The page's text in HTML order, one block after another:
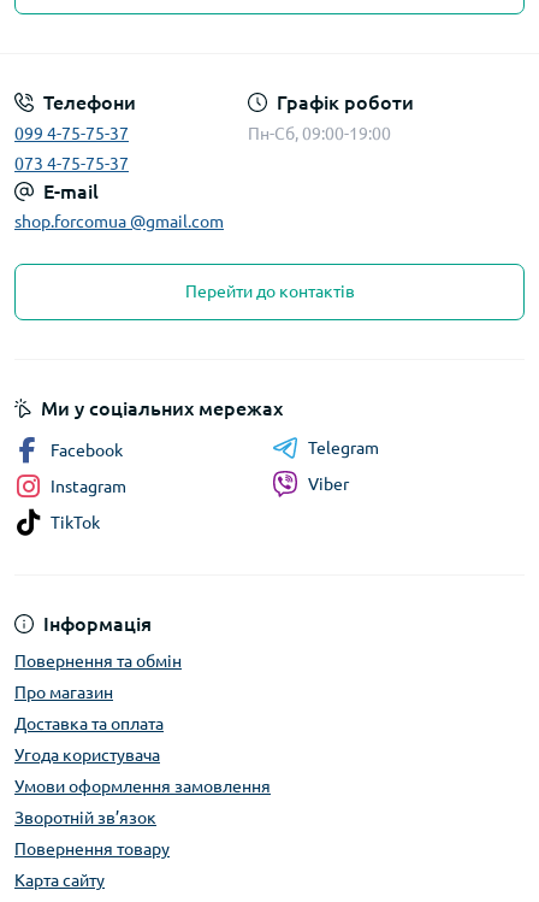
Телефони
099 4-75-75-37
073 4-75-75-37
Графік роботи
Пн-Сб, 09:00-19:00
E-mail
shop.forcomua @gmail.com
Перейти до контактів
Інформація
Повернення та обмін
Про магазин
Доставка та оплата
Угода користувача
Умови оформлення замовлення
Зворотній зв’язок
Повернення товару
Карта сайту
Ми у соціальних мережах
Facebook
Instagram
TikTok
Telegram
Viber